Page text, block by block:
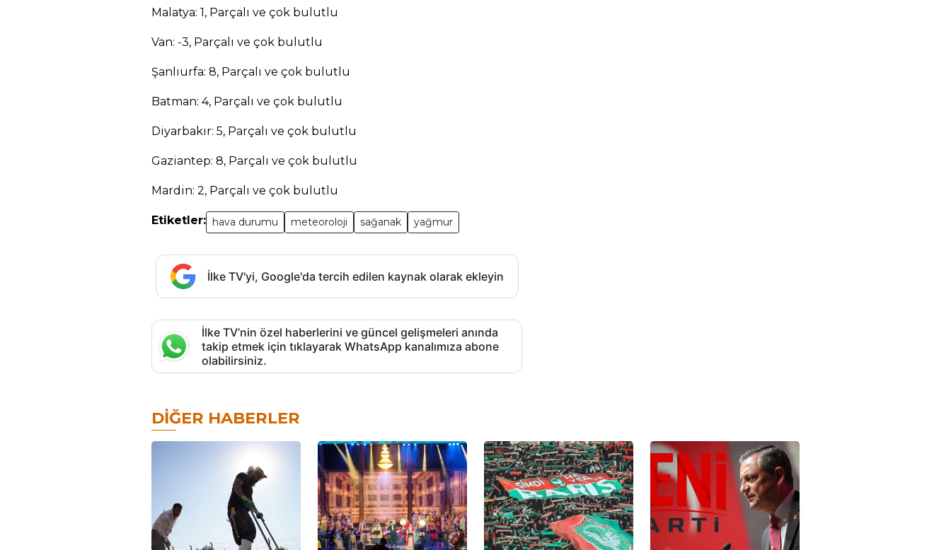
Malatya: 1, Parçalı ve çok bulutlu
Van: -3, Parçalı ve çok bulutlu
Şanlıurfa: 8, Parçalı ve çok bulutlu
Batman: 4, Parçalı ve çok bulutlu
Diyarbakır: 5, Parçalı ve çok bulutlu
Gaziantep: 8, Parçalı ve çok bulutlu
Mardin: 2, Parçalı ve çok bulutlu
Etiketler: hava durumu meteoroloji sağanak yağmur
İlke TV'yi, Google'da tercih edilen kaynak olarak ekleyin
İlke TV’nin özel haberlerini ve güncel gelişmeleri anında
takip etmek için tıklayarak WhatsApp kanalımıza abone
olabilirsiniz.
DIĞER HABERLER